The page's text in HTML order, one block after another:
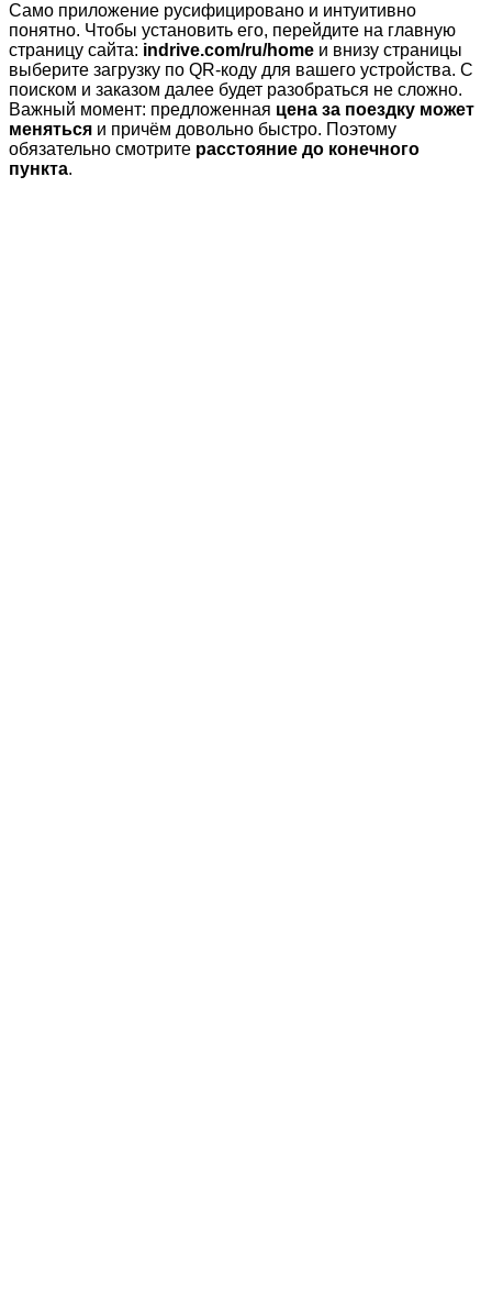
Само приложение русифицировано и интуитивно
понятно. Чтобы установить его, перейдите на главную
страницу сайта: indrive.com/ru/home и внизу страницы
выберите загрузку по QR-коду для вашего устройства. С
поиском и заказом далее будет разобраться не сложно.
Важный момент: предложенная цена за поездку может
меняться и причём довольно быстро. Поэтому
обязательно смотрите расстояние до конечного
пункта.